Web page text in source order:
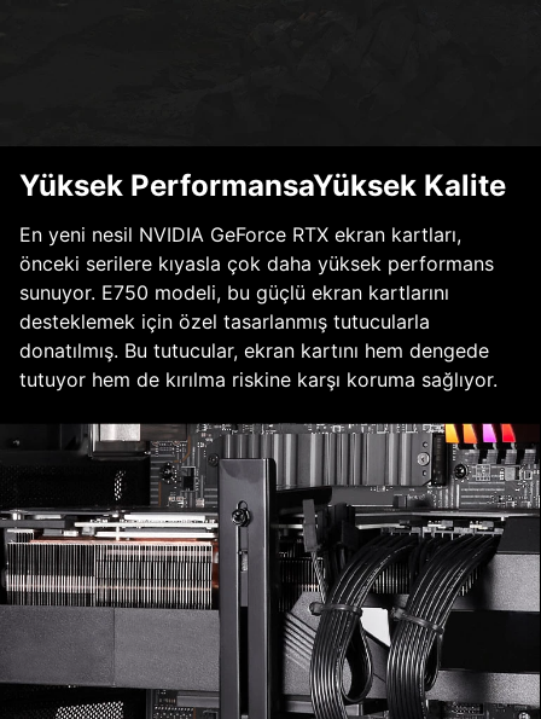
Yüksek PerformansaYüksek Kalite
En yeni nesil NVIDIA GeForce RTX ekran kartları,
önceki serilere kıyasla çok daha yüksek performans
sunuyor. E750 modeli, bu güçlü ekran kartlarını
desteklemek için özel tasarlanmış tutucularla
donatılmış. Bu tutucular, ekran kartını hem dengede
tutuyor hem de kırılma riskine karşı koruma sağlıyor.